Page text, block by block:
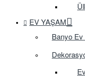
EV YAŞAM
Banyo